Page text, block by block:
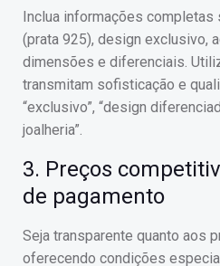
Inclua informações completas
(prata 925), design exclusivo,
dimensões e diferenciais.
transmitam sofisticação e
“exclusivo”, “design
joalheria”.
3. Preços
de pagamento
Seja transparente quanto aos
oferecendo condições